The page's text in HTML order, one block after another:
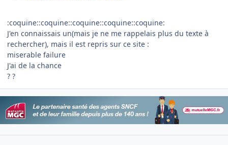
:coquine::coquine::coquine::coquine::coquine:
J'en connaissais un(mais je ne me rappelais plus du texte à
rechercher), mais il est repris sur ce site :
miserable failure
J'ai de la chance
? ?